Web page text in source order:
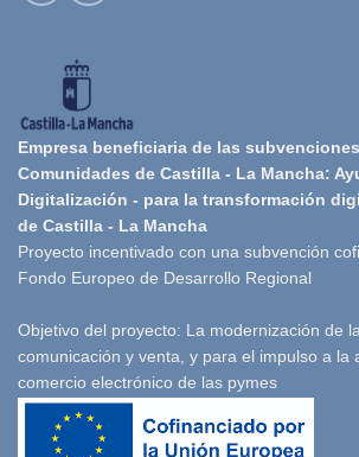
Empresa beneficiaria de las
Comunidades de Castilla - La Mancha:
Digitalización - para la transformación
de Castilla - La Mancha
Proyecto incentivado con una subvención
Fondo Europeo de Desarrollo Regional
Objetivo del proyecto: La modernización de
comunicación y venta, y para el impulso a la
comercio electrónico de las pymes